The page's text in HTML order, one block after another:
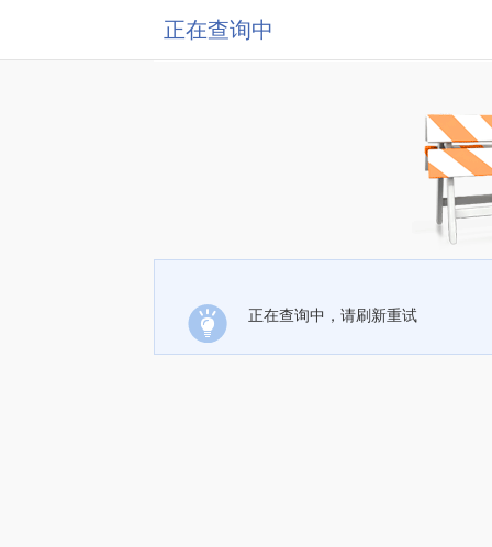
正在查询中
正在查询中，请刷新重试